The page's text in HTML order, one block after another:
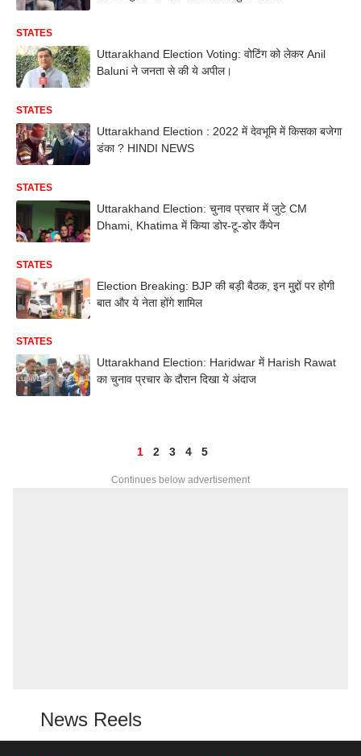
STATES
Uttarakhand Election Voting: वोटिंग को लेकर Anil
Baluni ने जनता से की ये अपील।
STATES
Uttarakhand Election : 2022 में देवभूमि में किसका बजेगा
डंका ? HINDI NEWS
STATES
Uttarakhand Election: चुनाव प्रचार में जुटे CM
Dhami, Khatima में किया डोर-टू-डोर कैंपेन
STATES
Election Breaking: BJP की बड़ी बैठक, इन मु्द्दों पर होगी
बात और ये नेता होंगे शामिल
STATES
Uttarakhand Election: Haridwar में Harish Rawat
का चुनाव प्रचार के दौरान दिखा ये अंदाज
1 2 3 4 5
Continues below advertisement
News Reels